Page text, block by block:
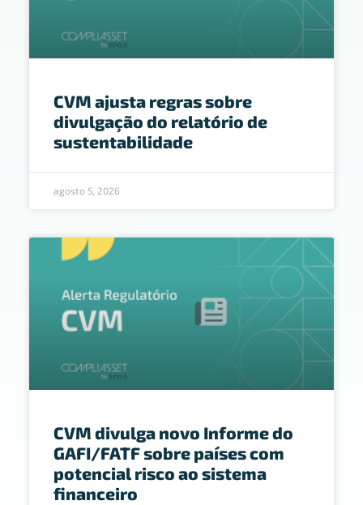
CVM ajusta regras sobre
divulgação do relatório de
sustentabilidade
agosto 5, 2026
CVM divulga novo Informe do
GAFI/FATF sobre países com
potencial risco ao sistema
financeiro